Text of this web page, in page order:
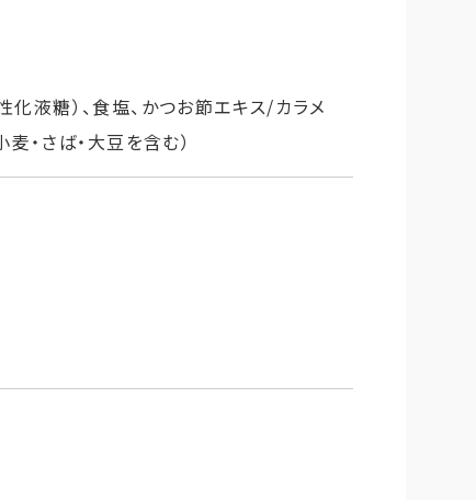
化液糖）、食塩、かつお節エキス/カラメ
・さば・大豆を含む）